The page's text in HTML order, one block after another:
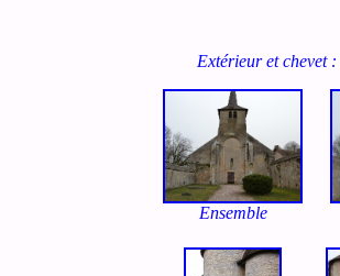
Extérieur et chevet :
Ensemble